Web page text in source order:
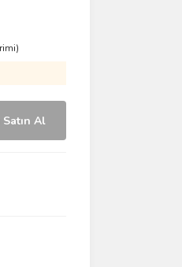
Satın Al